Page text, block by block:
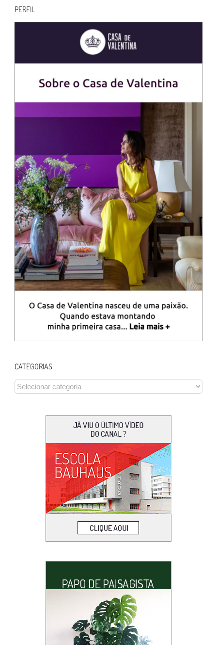
PERFIL
CATEGORIAS
CATEGORIAS